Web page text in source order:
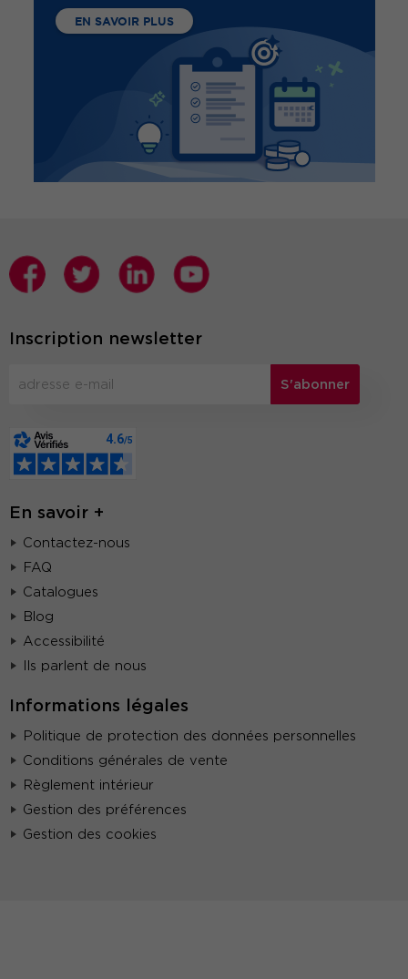
EN SAVOIR PLUS
Inscription newsletter
S'abonner
En savoir +
Contactez-nous
FAQ
Catalogues
Blog
Accessibilité
Ils parlent de nous
Informations légales
Politique de protection des données personnelles
Conditions générales de vente
Règlement intérieur
Gestion des préférences
Gestion des cookies